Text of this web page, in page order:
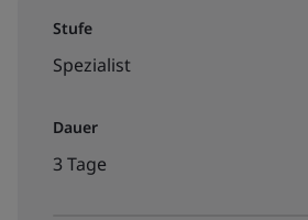
Stufe
Spezialist
Dauer
3 Tage